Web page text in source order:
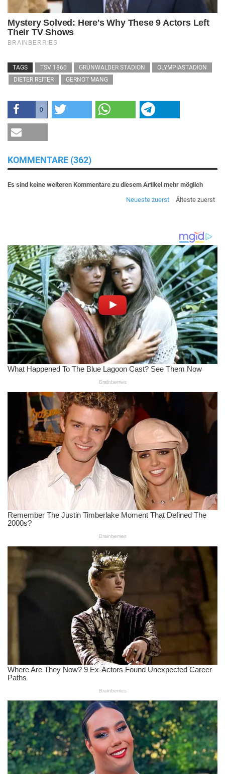
TAGS TSV 1860 GRÜNWALDER STADION
OLYMPIASTADION
DIETER REITER
GERNOT MANG
0
KOMMENTARE (362)
Es sind keine weiteren Kommentare zu diesem Artikel mehr möglich
Neueste zuerst
Älteste zuerst